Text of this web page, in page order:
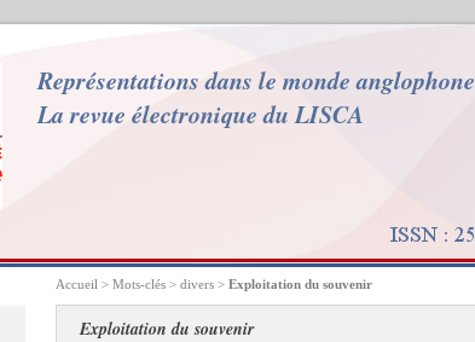
Représentations dans le monde anglophone
La revue électronique du LISCA
Accueil > Mots-clés > divers > Exploitation du souvenir
Exploitation du souvenir